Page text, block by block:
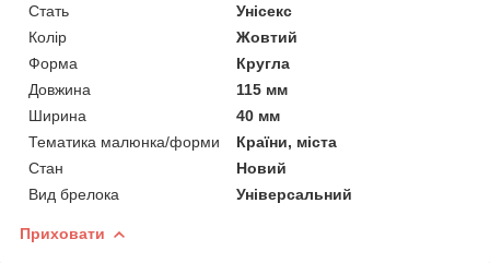
Стать
Унісекс
Колір
Жовтий
Форма
Кругла
Довжина
115 мм
Ширина
40 мм
Тематика малюнка/форми
Країни, міста
Стан
Новий
Вид брелока
Універсальний
Приховати